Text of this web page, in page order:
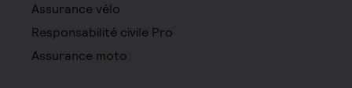
Assurance vélo
Responsabilité civile Pro
Assurance moto